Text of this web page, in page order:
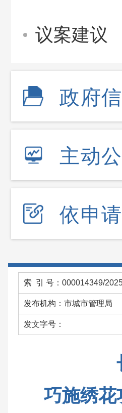
议案建议
政府
主动
依申
索 引 号：000014349/
发布机构：市城市管理局
发文字号：
巧施绣花